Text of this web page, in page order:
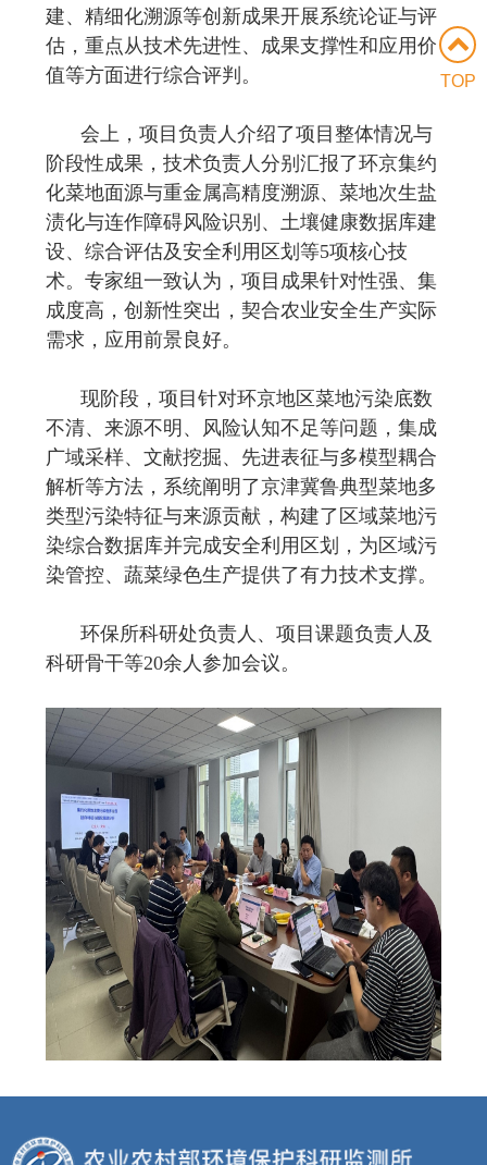
建、精细化溯源等创新成果开展系统论证与评
估，重点从技术先进性、成果支撑性和应用价
值等方面进行综合评判。
会上，项目负责人介绍了项目整体情况与
阶段性成果，技术负责人分别汇报了环京集约
化菜地面源与重金属高精度溯源、菜地次生盐
渍化与连作障碍风险识别、土壤健康数据库建
设、综合评估及安全利用区划等5项核心技
术。专家组一致认为，项目成果针对性强、集
成度高，创新性突出，契合农业安全生产实际
需求，应用前景良好。
现阶段，项目针对环京地区菜地污染底数
不清、来源不明、风险认知不足等问题，集成
广域采样、文献挖掘、先进表征与多模型耦合
解析等方法，系统阐明了京津冀鲁典型菜地多
类型污染特征与来源贡献，构建了区域菜地污
染综合数据库并完成安全利用区划，为区域污
染管控、蔬菜绿色生产提供了有力技术支撑。
环保所科研处负责人、项目课题负责人及
科研骨干等20余人参加会议。
TOP